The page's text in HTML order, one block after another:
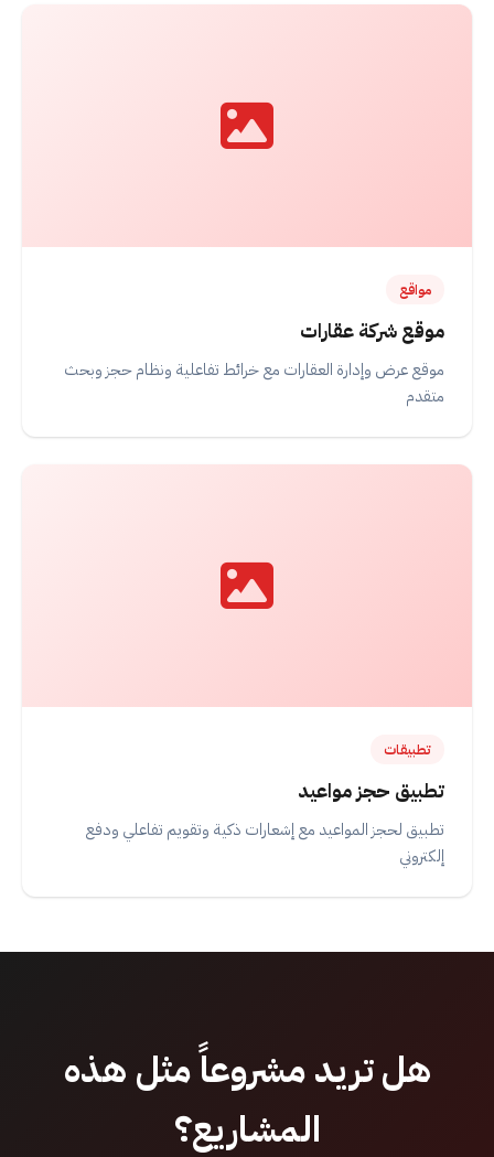
مواقع
موقع شركة عقارات
موقع عرض وإدارة العقارات مع خرائط تفاعلية ونظام حجز وبحث
متقدم
تطبيقات
تطبيق حجز مواعيد
تطبيق لحجز المواعيد مع إشعارات ذكية وتقويم تفاعلي ودفع
إلكتروني
هل تريد مشروعاً مثل هذه
المشاريع؟